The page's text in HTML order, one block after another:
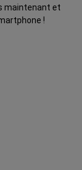
maintenant et
!